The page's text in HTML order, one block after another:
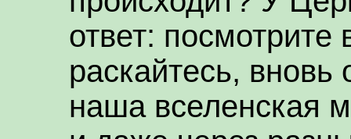
ответ: посмотрите
раскайтесь, вновь
наша вселенская